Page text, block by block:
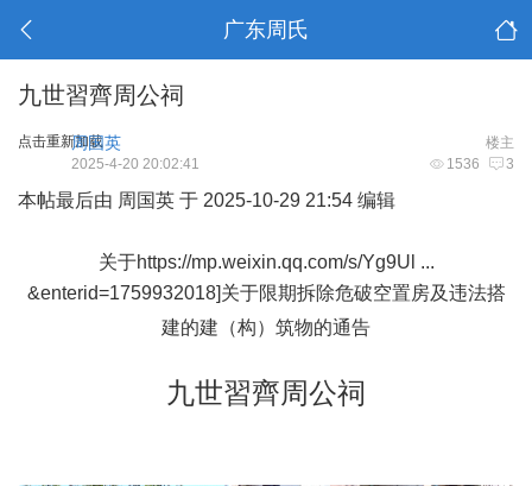
广东周氏
九世習齊周公祠
点击重新加载 楼主
周国英
1536 3
2025-4-20 20:02:41
本帖最后由 周国英 于 2025-10-29 21:54 编辑
关于https://mp.weixin.qq.com/s/Yg9Ul ...
&enterid=1759932018]关于限期拆除危破空置房及违法搭
建的建（构）筑物的通告
九世習齊周公祠